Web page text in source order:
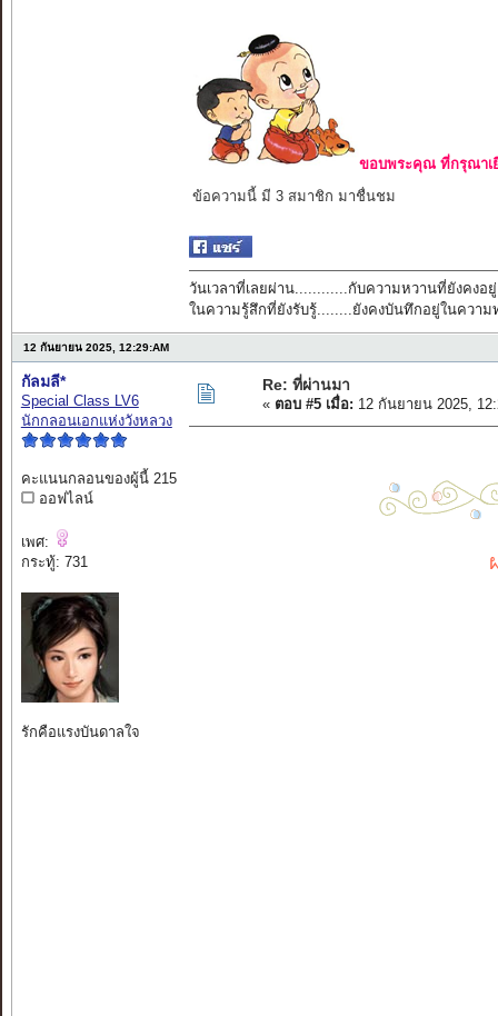
ขอบพระคุณ ที่กรุณาเ
ข้อความนี้ มี 3 สมาชิก มาชื่นชม
วันเวลาที่เลยผ่าน............กับความหวานที่ยังคงอยู่
ในความรู้สึกที่ยังรับรู้........ยังคงบันทึกอยู่ในความ
12 กันยายน 2025, 12:29:AM
กัลมลี*
Special Class LV6
นักกลอนเอกแห่งวังหลวง
คะแนนกลอนของผู้นี้ 215
ออฟไลน์
เพศ:
กระทู้: 731
รักคือแรงบันดาลใจ
Re: ที่ผ่านมา
« ตอบ #5 เมื่อ: 12 กันยายน 2025,